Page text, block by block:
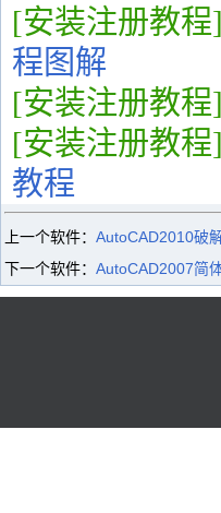
[安装注册教程]
程图解
[安装注册教程]
[安装注册教程]
教程
上一个软件： AutoCAD2010破
下一个软件： AutoCAD2007简